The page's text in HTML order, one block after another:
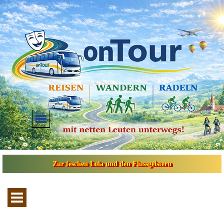
Direkt zum Seiteninhalt
Menü überspringen
Zur feschen Lola und den Flussgeistern